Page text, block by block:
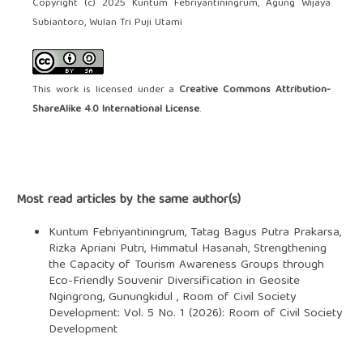
Copyright (c) 2025 Kuntum Febriyantiningrum, Agung Wijaya
Subiantoro, Wulan Tri Puji Utami
This work is licensed under a Creative Commons Attribution-
ShareAlike 4.0 International License.
Most read articles by the same author(s)
Kuntum Febriyantiningrum, Tatag Bagus Putra Prakarsa,
Rizka Apriani Putri, Himmatul Hasanah,Strengthening
the Capacity of Tourism Awareness Groups through
Eco-Friendly Souvenir Diversification in Geosite
Ngingrong, Gunungkidul , Room of Civil Society
Development: Vol. 5 No. 1 (2026): Room of Civil Society
Development